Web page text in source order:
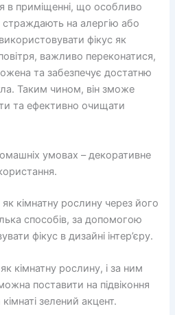
в приміщенні, що особливо
на алергію або
фікус як
важливо переконатися,
та забезпечує достатню
Таким чином, він зможе
та ефективно очищати
умовах – декоративне
кімнатну рослину через його
способів, за допомогою
фікус в дизайні інтер’єру.
кімнатну рослину, і за ним
поставити на підвіконня
зелений акцент.